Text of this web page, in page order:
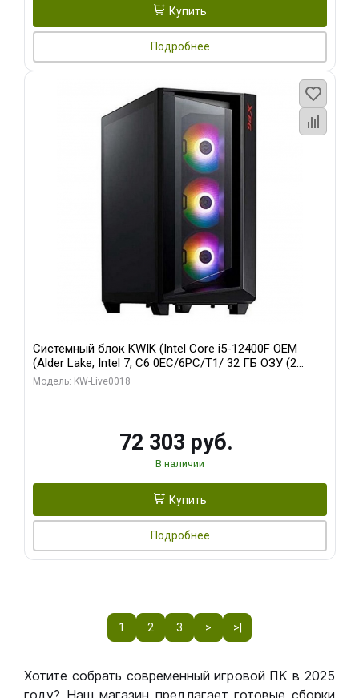
Купить
Подробнее
Системный блок KWIK (Intel Core i5-12400F OEM
(Alder Lake, Intel 7, C6 0EC/6PC/T1/ 32 ГБ ОЗУ (2
модуля)/ Ninja Sinotex GTX1660 SUPER 6GB GDDR6
Модель: KW-Live0018
72 303 руб.
В наличии
Купить
Подробнее
1 2 3 > >|
Хотите собрать современный игровой ПК в 2025
году? Наш магазин предлагает готовые сборки